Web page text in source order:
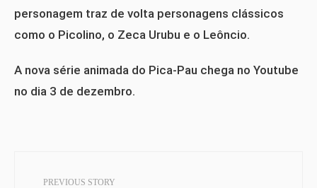
personagem traz de volta personagens clássicos
como o Picolino, o Zeca Urubu e o Leôncio.
A nova série animada do Pica-Pau chega no Youtube
no dia 3 de dezembro.
PREVIOUS STORY